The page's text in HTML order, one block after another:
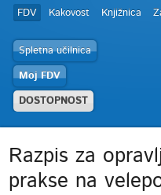
FDV Kakovost Knjižnica
Spletna učilnica
Moj FDV
DOSTOPNOST
Razpis za
prakse na